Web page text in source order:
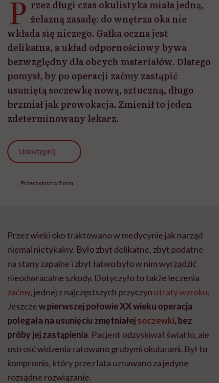
P rzez długi czas okulistyka miała jedną,
żelazną zasadę: do wnętrza oka nie
wkłada się niczego. Gałka oczna jest
delikatna, a układ odpornościowy bywa
bezwzględny dla obcych materiałów. Dlatego
pomysł, by po operacji zaćmy zastąpić
usuniętą soczewkę nową, sztuczną, długo
brzmiał jak prowokacja. Zmienił to jeden
zdeterminowany lekarz.
Udostępnij
Przeczytasz w 5 min
Przez wieki oko traktowano w medycynie jak narząd
niemal nietykalny. Było zbyt delikatne, zbyt podatne
na stany zapalne i zbyt łatwo było w nim wyrządzić
nieodwracalne szkody. Dotyczyło to także leczenia
zaćmy, jednej z najczęstszych przyczyn utraty wzroku.
Jeszczew pierwszej połowie XX wieku operacja
polegała na usunięciu zmętniałej soczewki, bez
próby jej zastąpienia. Pacjent odzyskiwał światło, ale
ostrość widzenia ratowano grubymi okularami. Był to
kompromis, który przez lata uznawano za jedyne
rozsądne rozwiązanie.